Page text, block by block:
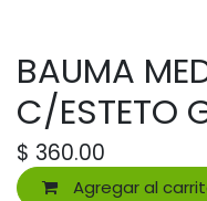
BAUMA
C/ESTETO
$ 360.00
Agregar al